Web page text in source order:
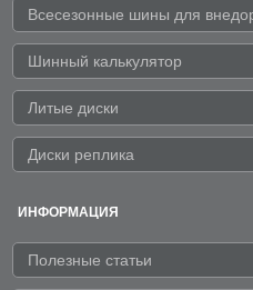
Всесезонные шины для
Шинный калькулятор
Литые диски
Диски реплика
ИНФОРМАЦИЯ
Полезные статьи